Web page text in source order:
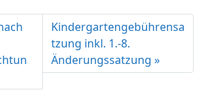
Kindergartengebührensa
tzung inkl. 1.-8.
Änderungssatzung